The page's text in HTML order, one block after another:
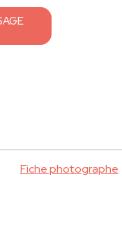
Fiche photographe